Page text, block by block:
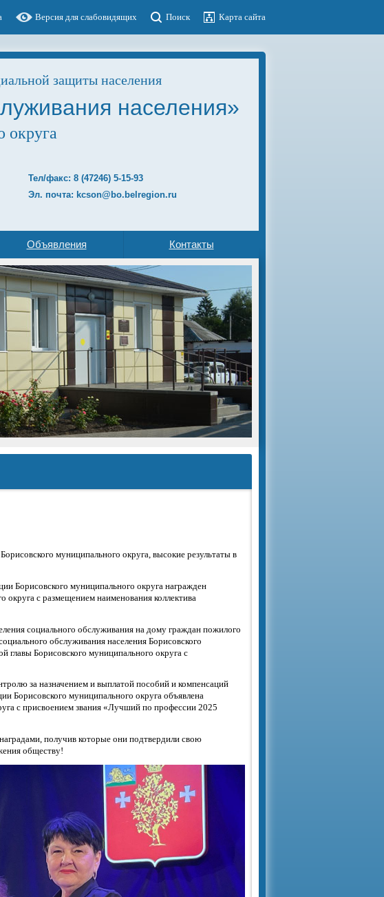
Версия для слабовидящих Поиск Карта сайта
защиты населения
населения»
округа
Тел/факс: 8 (47246) 5-15-93
Эл. почта: kcson@bo.belregion.ru
Объявления Контакты
муниципального округа, высокие результаты в
Борисовского муниципального округа награжден
округа с размещением наименования коллектива
социального обслуживания на дому граждан пожилого
обслуживания населения Борисовского
главы Борисовского муниципального округа с
за назначением и выплатой пособий и компенсаций
Борисовского муниципального округа объявлена
с присвоением звания «Лучший по профессии 2025
получив которые они подтвердили свою
обществу!